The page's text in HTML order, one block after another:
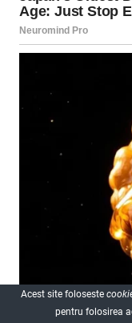
Acest site foloseste
pentru folosirea